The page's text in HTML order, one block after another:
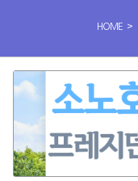
HOME >